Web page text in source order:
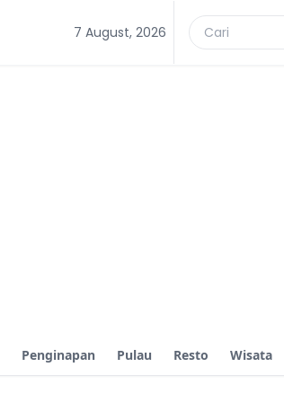
7 August, 2026
Penginapan Pulau Resto Wisata